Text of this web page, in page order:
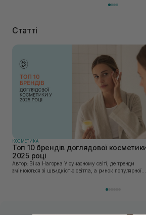
Статті
КОСМЕТИКА
Топ 10 брендів доглядової
2025 році
Автор: Віка Нагорна У сучасному світі, де тренди
змінюються зі швидкістю світла, а ринок популярної